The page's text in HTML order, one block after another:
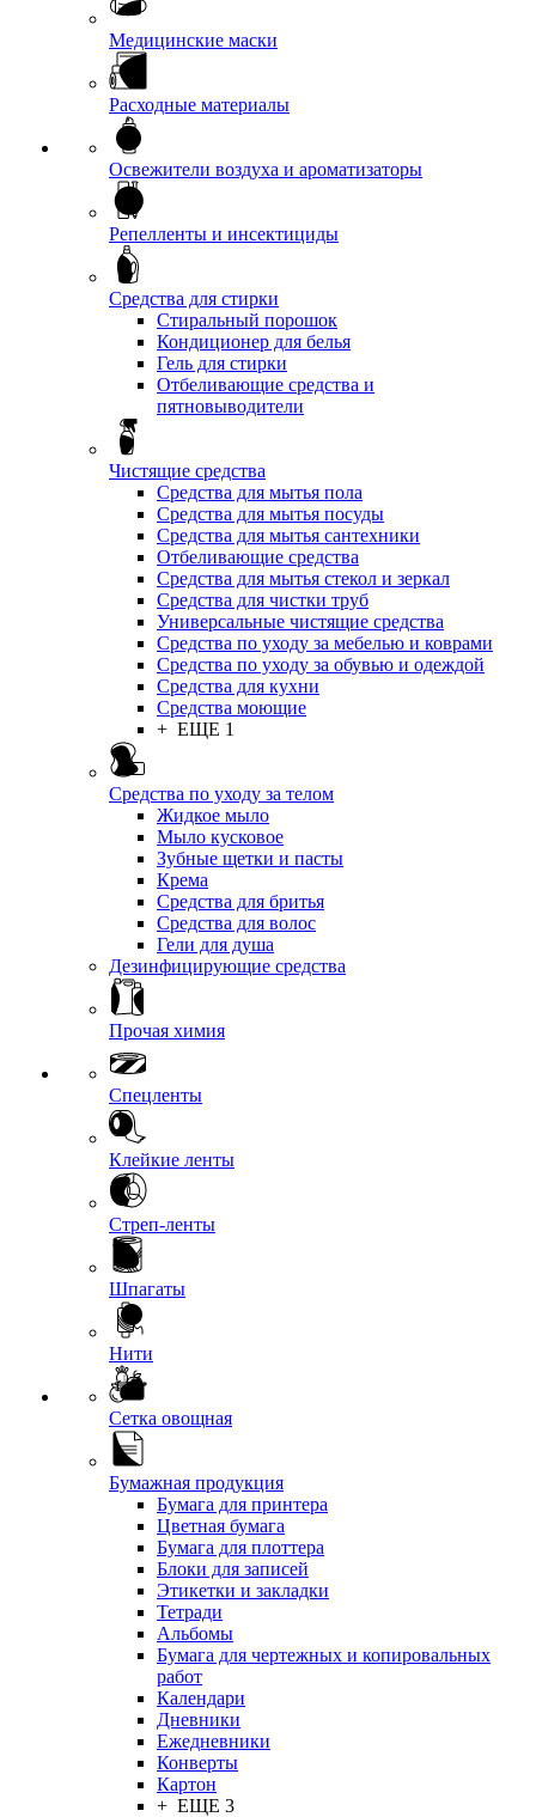
Медицинские маски
Расходные материалы
Освежители воздуха и ароматизаторы
Репелленты и инсектициды
Средства для стирки
Стиральный порошок
Кондиционер для белья
Гель для стирки
Отбеливающие средства и
пятновыводители
Чистящие средства
Средства для мытья пола
Средства для мытья посуды
Средства для мытья сантехники
Отбеливающие средства
Средства для мытья стекол и зеркал
Средства для чистки труб
Универсальные чистящие средства
Средства по уходу за мебелью и коврами
Средства по уходу за обувью и одеждой
Средства для кухни
Средства моющие
+ ЕЩЕ 1
Средства по уходу за телом
Жидкое мыло
Мыло кусковое
Зубные щетки и пасты
Крема
Средства для бритья
Средства для волос
Гели для душа
Дезинфицирующие средства
Прочая химия
Спецленты
Клейкие ленты
Стреп-ленты
Шпагаты
Нити
Сетка овощная
Бумажная продукция
Бумага для принтера
Цветная бумага
Бумага для плоттера
Блоки для записей
Этикетки и закладки
Тетради
Альбомы
Бумага для чертежных и копировальных
работ
Календари
Дневники
Ежедневники
Конверты
Картон
+ ЕЩЕ 3